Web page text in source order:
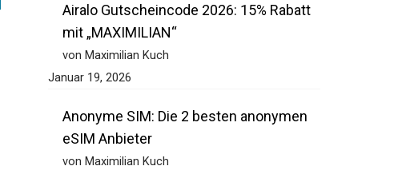
Airalo Gutscheincode 2026: 15% Rabatt
mit „MAXIMILIAN“
von Maximilian Kuch
Januar 19, 2026
Anonyme SIM: Die 2 besten anonymen
eSIM Anbieter
von Maximilian Kuch